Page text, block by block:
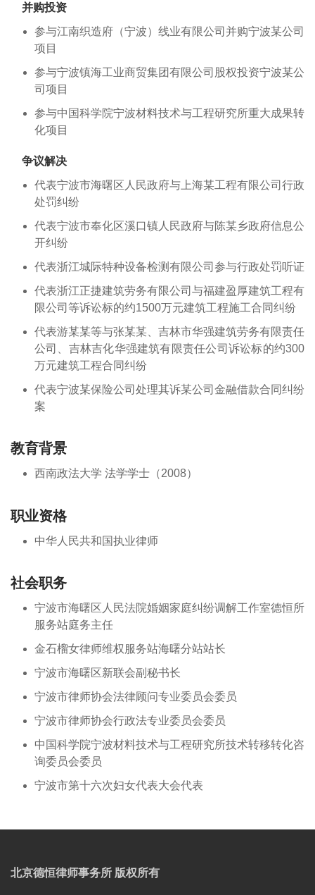
并购投资
参与江南织造府（宁波）线业有限公司并购宁波某公司
项目
参与宁波镇海工业商贸集团有限公司股权投资宁波某公
司项目
参与中国科学院宁波材料技术与工程研究所重大成果转
化项目
争议解决
代表宁波市海曙区人民政府与上海某工程有限公司行政
处罚纠纷
代表宁波市奉化区溪口镇人民政府与陈某乡政府信息公
开纠纷
代表浙江城际特种设备检测有限公司参与行政处罚听证
代表浙江正捷建筑劳务有限公司与福建盈厚建筑工程有
限公司等诉讼标的约1500万元建筑工程施工合同纠纷
代表游某某等与张某某、吉林市华强建筑劳务有限责任
公司、吉林吉化华强建筑有限责任公司诉讼标的约300
万元建筑工程合同纠纷
代表宁波某保险公司处理其诉某公司金融借款合同纠纷
案
教育背景
西南政法大学 法学学士（2008）
职业资格
中华人民共和国执业律师
社会职务
宁波市海曙区人民法院婚姻家庭纠纷调解工作室德恒所
服务站庭务主任
金石榴女律师维权服务站海曙分站站长
宁波市海曙区新联会副秘书长
宁波市律师协会法律顾问专业委员会委员
宁波市律师协会行政法专业委员会委员
中国科学院宁波材料技术与工程研究所技术转移转化咨
询委员会委员
宁波市第十六次妇女代表大会代表
北京德恒律师事务所 版权所有